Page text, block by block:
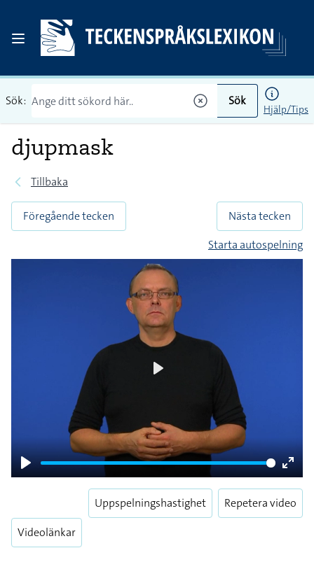
Sök: Sök
Hjälp/Tips
djupmask
Tillbaka
Föregående tecken
Nästa tecken
Starta autospelning
Play
Enter
Videolänkar
Uppspelningshastighet Repetera video